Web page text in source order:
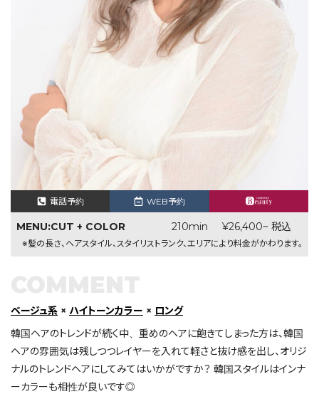
電話予約 WEB予約
MENU:CUT + COLOR 210min ¥26,400~ 税込
※髪の長さ、ヘアスタイル、スタイリストランク、エリアにより料金がかわります。
ベージュ系 × ハイトーンカラー × ロング
韓国ヘアのトレンドが続く中、重めのヘアに飽きてしまった方は、韓国
ヘアの雰囲気は残しつつレイヤーを入れて軽さと抜け感を出し、オリジ
ナルのトレンドヘアにしてみてはいかがですか？ 韓国スタイルはインナ
ーカラーも相性が良いです◎